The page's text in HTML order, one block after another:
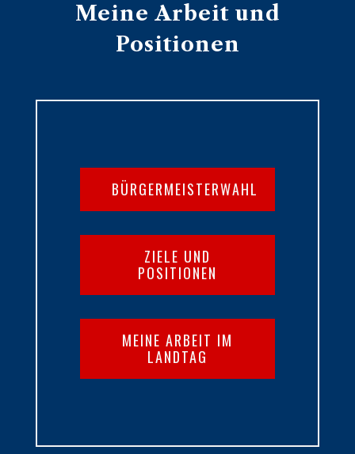
Meine Arbeit und
Positionen
BÜRGERMEISTERWAHL
ZIELE UND
POSITIONEN
MEINE ARBEIT IM
LANDTAG